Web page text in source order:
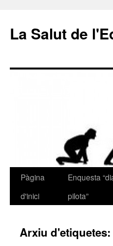
La Salut de
Vés
Pàgina
d'inici
Enquesta
pilota”
Arxiu d'etiquetes: